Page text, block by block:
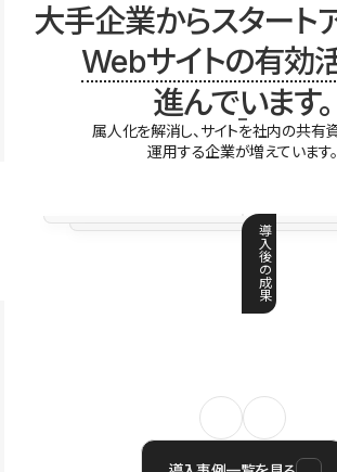
大手企業からスタート
Webサイトの有効
進んでいます。
属人化を解消し、サイトを社内の共有
運用する企業が増えています。
導
入
後
の
成
果